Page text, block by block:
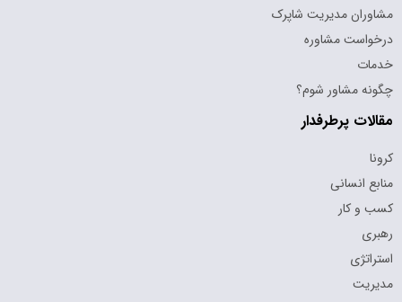
مشاوران مدیریت شاپرک
درخواست مشاوره
خدمات
چگونه مشاور شوم؟
مقالات پرطرفدار
کرونا
منابع انسانی
کسب و کار
رهبری
استراتژی
مدیریت